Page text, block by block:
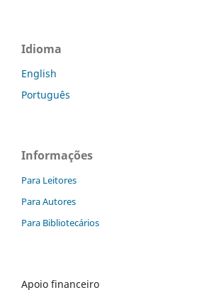
Idioma
English
Português
Informações
Para Leitores
Para Autores
Para Bibliotecários
Apoio financeiro